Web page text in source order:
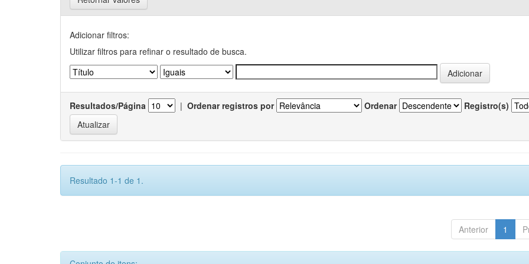
Adicionar filtros:
Utilizar filtros para refinar o resultado de busca.
Resultados/Página | Ordenar registros por Ordenar Registro(s)
Resultado 1-1 de 1.
Anterior 1